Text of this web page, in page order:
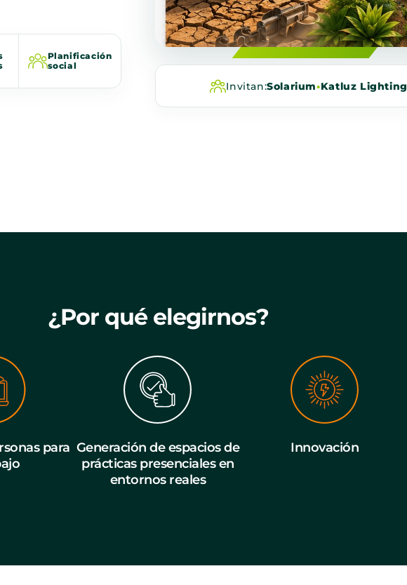
Planificación
social
Invitan:Solarium•Katluz Lighting
¿Por qué elegirnos?
para Generación de espacios de
prácticas presenciales en
entornos reales
Innovación